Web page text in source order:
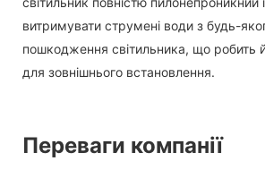
витримувати струмені води з будь-
пошкодження світильника, що робить
для зовнішнього встановлення.
Переваги компанії